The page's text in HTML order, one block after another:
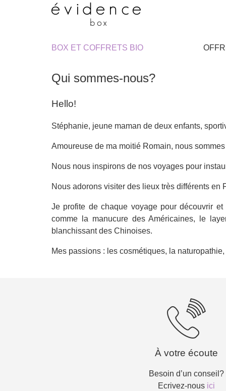
BOX ET COFFRETS BIO
Qui sommes-nous?
Hello!
Stéphanie, jeune maman de deux enfants,
Amoureuse de ma moitié Romain, nous
Nous nous inspirons de nos voyages pour
Nous adorons visiter des lieux très différents en
Je profite de chaque voyage pour découvrir
comme la manucure des Américaines, le
blanchissant des Chinoises.
Mes passions : les cosmétiques, la
À votre écoute
Besoin d’un conseil?
Ecrivez-nous ici